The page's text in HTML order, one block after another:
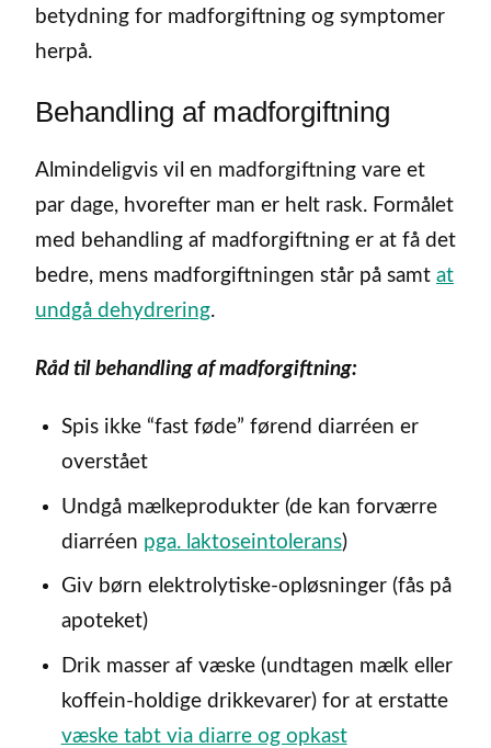
betydning for madforgiftning og symptomer
herpå.
Behandling af madforgiftning
Almindeligvis vil en madforgiftning vare et
par dage, hvorefter man er helt rask. Formålet
med behandling af madforgiftning er at få det
bedre, mens madforgiftningen står på samt at
undgå dehydrering.
Råd til behandling af madforgiftning:
Spis ikke “fast føde” førend diarréen er
overstået
Undgå mælkeprodukter (de kan forværre
diarréen pga. laktoseintolerans)
Giv børn elektrolytiske-opløsninger (fås på
apoteket)
Drik masser af væske (undtagen mælk eller
koffein-holdige drikkevarer) for at erstatte
væske tabt via diarre og opkast